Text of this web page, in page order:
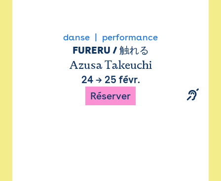
danse performance
FURERU / 触れる
Azusa Takeuchi
24→ 25 févr.
Réserver